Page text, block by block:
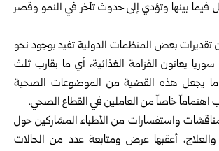
فيما بينها وتؤدي إلى حدوث تأخر في النمو وقصر
تقديرات بعض المنظمات الدولية تفيد بوجود نحو
سوريا يعانون القزامة الغذائية، أي ما يقارب ثلث
ما يجعل هذه القضية من الموضوعات الصحية
اهتماماً خاصاً من العاملين في القطاع الصحي.
واستفسارات من الأطباء المشاركين حول
أعقبها عرض ومتابعة عدد من الحالات